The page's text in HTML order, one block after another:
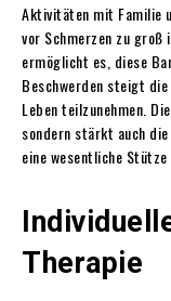
Aktivitäten mit Familie
vor Schmerzen zu
ermöglicht es, diese
Beschwerden steigt
Leben teilzunehmen.
sondern stärkt auch
eine wesentliche
Therapie